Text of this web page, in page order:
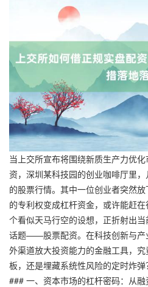
当上交所宣布将围绕新质生产力优
资，深圳某科技园的创业咖啡厅里
的股票行情。其中一位创业者突然
的专利权变成杠杆资金，或许能赶
个看似天马行空的设想，正折射出
话题——股票配资。在科技创新与产
外渠道放大投资能力的金融工具，
板，还是埋藏系统性风险的定时炸弹
### 一、资本市场的杠杆密码：从